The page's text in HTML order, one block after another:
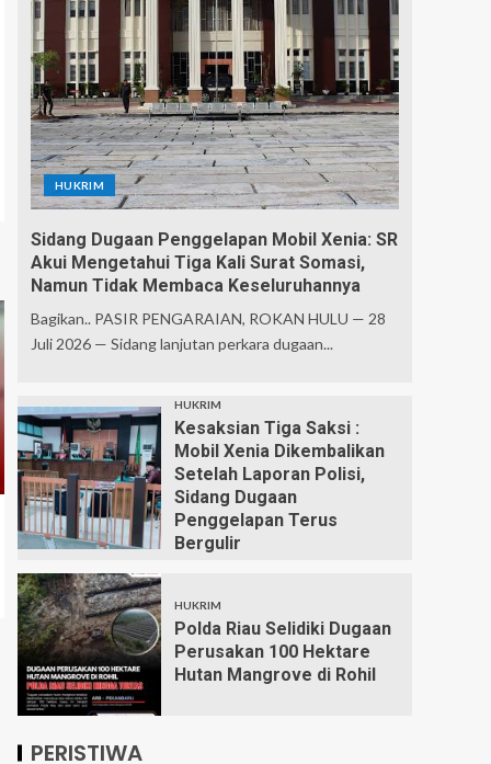
HUKRIM
Sidang Dugaan Penggelapan Mobil Xenia: SR
Akui Mengetahui Tiga Kali Surat Somasi,
Namun Tidak Membaca Keseluruhannya
Bagikan.. PASIR PENGARAIAN, ROKAN HULU — 28
Juli 2026 — Sidang lanjutan perkara dugaan...
HUKRIM
Kesaksian Tiga Saksi :
Mobil Xenia Dikembalikan
Setelah Laporan Polisi,
Sidang Dugaan
Penggelapan Terus
Bergulir
HUKRIM
Polda Riau Selidiki Dugaan
Perusakan 100 Hektare
Hutan Mangrove di Rohil
PERISTIWA